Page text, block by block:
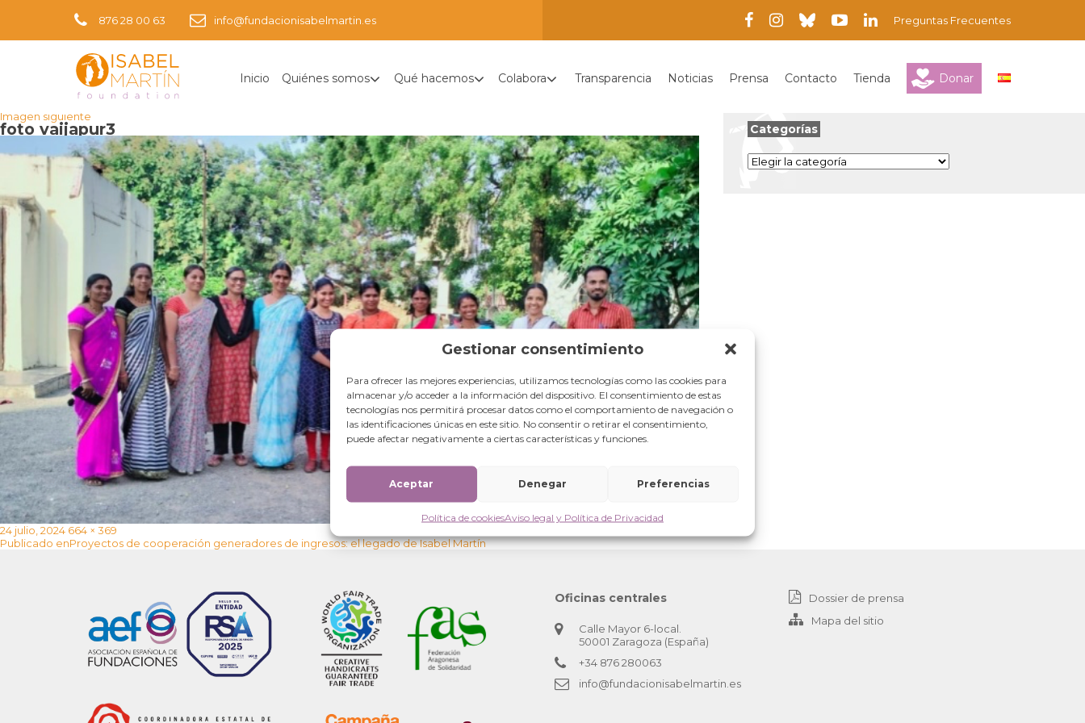
Gestionar consentimiento
Para ofrecer las mejores experiencias, utilizamos tecnologías como las cookies para
almacenar y/o acceder a la información del dispositivo. El consentimiento de estas
tecnologías nos permitirá procesar datos como el comportamiento de navegación o
las identificaciones únicas en este sitio. No consentir o retirar el consentimiento,
puede afectar negativamente a ciertas características y funciones.
Aceptar Denegar Preferencias
Política de cookiesAviso legal y Política de Privacidad
876 28 00 63 info@fundacionisabelmartin.es Preguntas Frecuentes
Inicio Quiénes somos Qué hacemos Colabora Transparencia Noticias Prensa Contacto Tienda Donar
Imagen siguiente
foto vaijapur3
Publicado
el
24 julio, 2024 Tamaño
completo
664 × 369
Navegación
Publicado enProyectos de cooperación generadores de ingresos: el legado de Isabel Martín
Categorías
Categorías
Oficinas centrales
Calle Mayor 6-local.
50001 Zaragoza (España)
+34 876 280063
info@fundacionisabelmartin.es
Dossier de prensa
Mapa del sitio